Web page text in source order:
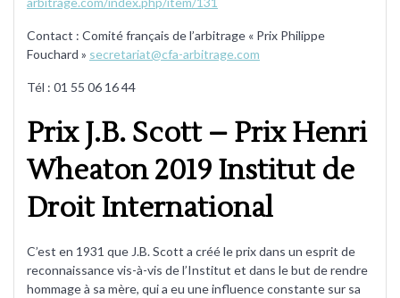
Contact : Comité français de l’arbitrage « Prix Philippe
Fouchard » secretariat@cfa-arbitrage.com
Tél : 01 55 06 16 44
Prix J.B. Scott – Prix Henri
Wheaton 2019 Institut de
Droit International
C’est en 1931 que J.B. Scott a créé le prix dans un esprit de
reconnaissance vis-à-vis de l’Institut et dans le but de rendre
hommage à sa mère, qui a eu une influence constante sur sa